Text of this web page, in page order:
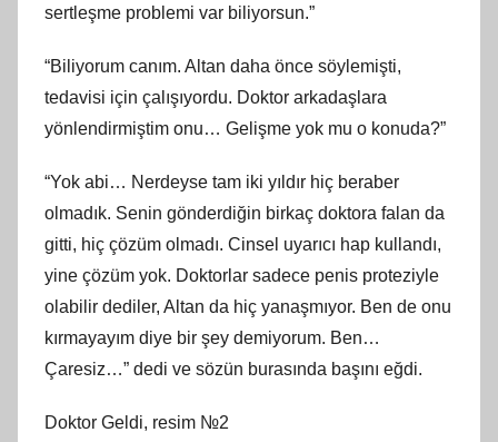
sertleşme problemi var biliyorsun.”
“Biliyorum canım. Altan daha önce söylemişti,
tedavisi için çalışıyordu. Doktor arkadaşlara
yönlendirmiştim onu… Gelişme yok mu o konuda?”
“Yok abi… Nerdeyse tam iki yıldır hiç beraber
olmadık. Senin gönderdiğin birkaç doktora falan da
gitti, hiç çözüm olmadı. Cinsel uyarıcı hap kullandı,
yine çözüm yok. Doktorlar sadece penis proteziyle
olabilir dediler, Altan da hiç yanaşmıyor. Ben de onu
kırmayayım diye bir şey demiyorum. Ben…
Çaresiz…” dedi ve sözün burasında başını eğdi.
Doktor Geldi, resim №2